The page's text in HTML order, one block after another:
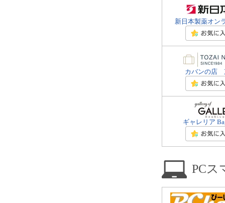
新日本製薬オン
カバンの店
ギャレリア
PCス